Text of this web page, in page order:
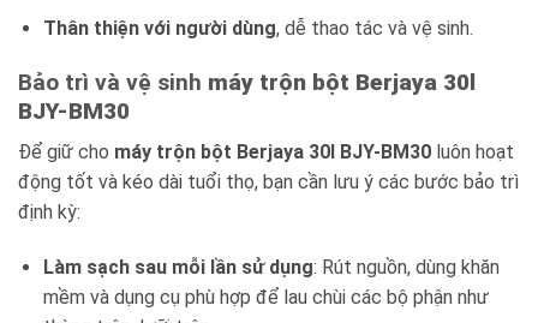
Thân thiện với người dùng, dễ thao tác và vệ sinh.
Bảo trì và vệ sinh máy trộn bột Berjaya 30l
BJY-BM30
Để giữ cho máy trộn bột Berjaya 30l BJY-BM30 luôn hoạt
động tốt và kéo dài tuổi thọ, bạn cần lưu ý các bước bảo trì
định kỳ:
Làm sạch sau mỗi lần sử dụng: Rút nguồn, dùng khăn
mềm và dụng cụ phù hợp để lau chùi các bộ phận như